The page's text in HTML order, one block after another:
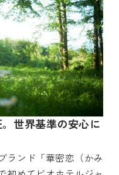
世界基準の安心に
ランド「華密恋（かみ